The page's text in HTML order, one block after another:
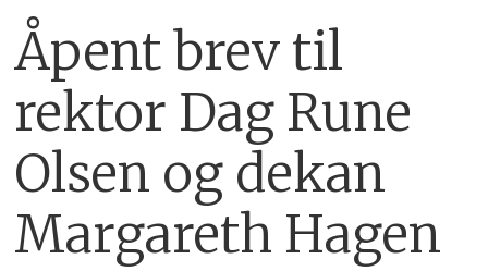
Åpent brev til
rektor Dag Rune
Olsen og dekan
Margareth Hagen